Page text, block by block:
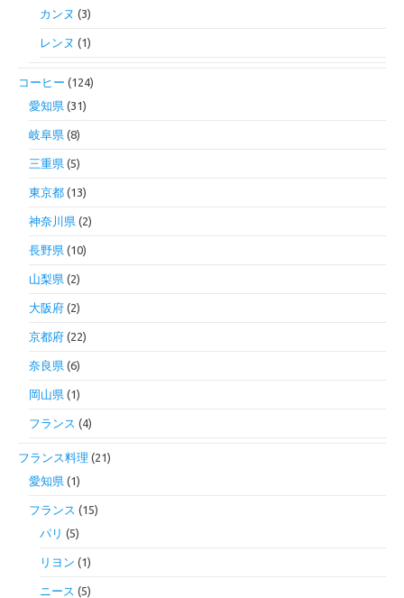
カンヌ (3)
レンヌ (1)
コーヒー (124)
愛知県 (31)
岐阜県 (8)
三重県 (5)
東京都 (13)
神奈川県 (2)
長野県 (10)
山梨県 (2)
大阪府 (2)
京都府 (22)
奈良県 (6)
岡山県 (1)
フランス (4)
フランス料理 (21)
愛知県 (1)
フランス (15)
パリ (5)
リヨン (1)
ニース (5)